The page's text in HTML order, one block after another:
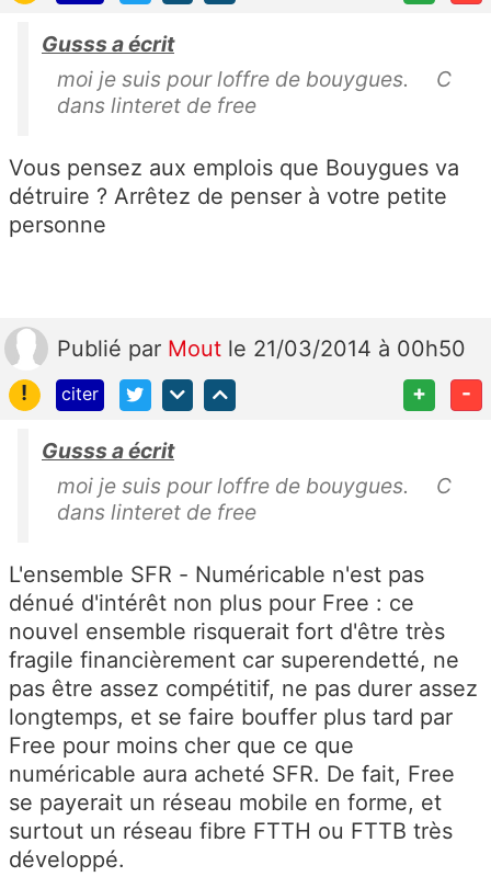
Gusss a écrit
moi je suis pour loffre de bouygues. C
dans linteret de free
Vous pensez aux emplois que Bouygues va
détruire ? Arrêtez de penser à votre petite
personne
Publié par Mout le 21/03/2014 à 00h50
!
citer + -
Gusss a écrit
moi je suis pour loffre de bouygues. C
dans linteret de free
L'ensemble SFR - Numéricable n'est pas
dénué d'intérêt non plus pour Free : ce
nouvel ensemble risquerait fort d'être très
fragile financièrement car superendetté, ne
pas être assez compétitif, ne pas durer assez
longtemps, et se faire bouffer plus tard par
Free pour moins cher que ce que
numéricable aura acheté SFR. De fait, Free
se payerait un réseau mobile en forme, et
surtout un réseau fibre FTTH ou FTTB très
développé.